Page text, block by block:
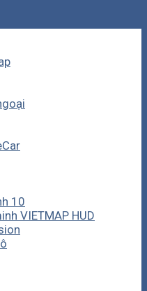
10
VIETMAP HUD